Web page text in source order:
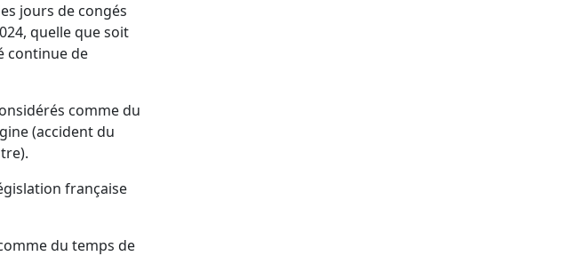
jours de congés
quelle que soit
continue de
comme du
(accident du
française
du temps de